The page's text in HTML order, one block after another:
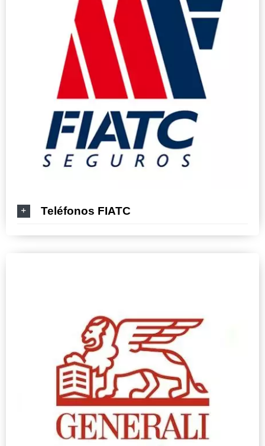
Teléfonos FIATC